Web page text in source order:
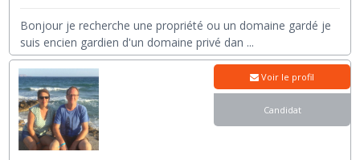
Bonjour je recherche une propriété ou un domaine gardé je
suis encien gardien d'un domaine privé dan ...
Voir le profil
Candidat